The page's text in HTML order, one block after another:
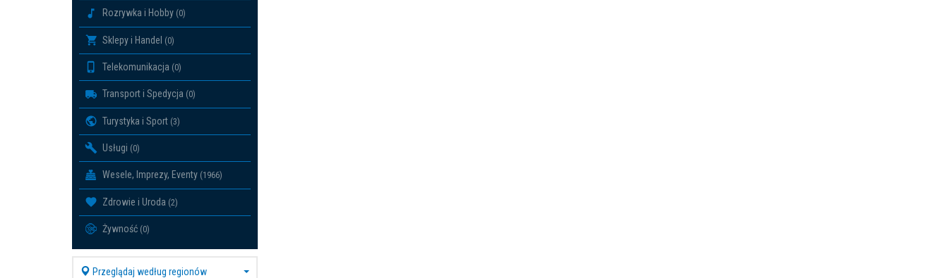
Rozrywka i Hobby (0)
Sklepy i Handel (0)
Telekomunikacja (0)
Transport i Spedycja (0)
Turystyka i Sport (3)
Usługi (0)
Wesele, Imprezy, Eventy (1966)
Zdrowie i Uroda (2)
Żywność (0)
Przeglądaj według regionów